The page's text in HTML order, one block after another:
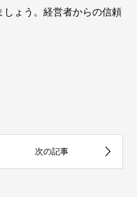
しょう。経営者からの信頼